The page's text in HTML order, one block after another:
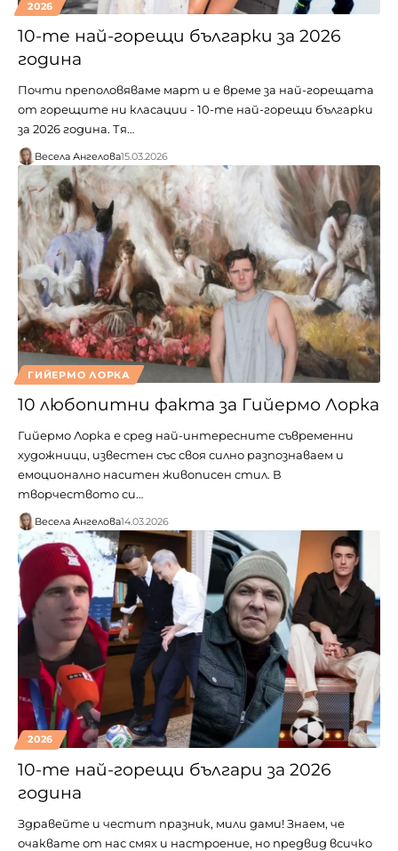
2026
10-те най-горещи българки за 2026
година
Почти преполовяваме март и е време за най-горещата
от горещите ни класации - 10-те най-горещи българки
за 2026 година. Тя…
Весела Ангелова15.03.2026
ГИЙЕРМО ЛОРКА
10 любопитни факта за Гийермо Лорка
Гийермо Лорка е сред най-интересните съвременни
художници, известен със своя силно разпознаваем и
емоционално наситен живописен стил. В
творчеството си…
Весела Ангелова14.03.2026
2026
10-те най-горещи българи за 2026
година
Здравейте и честит празник, мили дами! Знаем, че
очаквате от нас смях и настроение, но предвид всичко